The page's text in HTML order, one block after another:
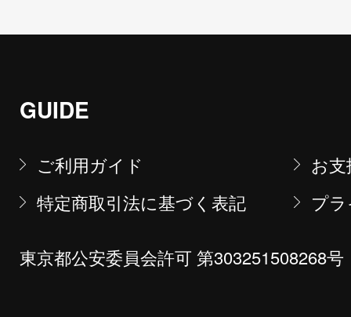
GUIDE
ご利用ガイド
お
特定商取引法に基づく表記
プ
東京都公安委員会許可 第303251508268号